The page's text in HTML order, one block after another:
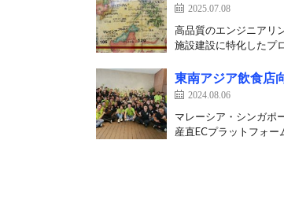
2025.07.08
高品質のエンジニアリ
施設建設に特化したプ
東南アジア飲食店
2024.08.06
マレーシア・シンガポ
産直ECプラットフォ